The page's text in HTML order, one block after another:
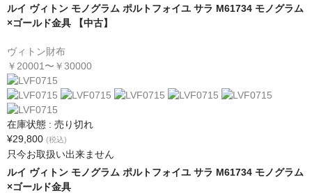
ルイ ヴィトン モノグラム ポルトフォイユ サラ M61734 モノグラム
×ゴールド金具 【中古】
ヴィトン財布
￥20001〜￥30000
在庫状態 : 売り切れ
¥29,800 (税込)
只今お取扱い出来ません
ルイ ヴィトン モノグラム ポルトフォイユ サラ M61734 モノグラム
×ゴールド金具